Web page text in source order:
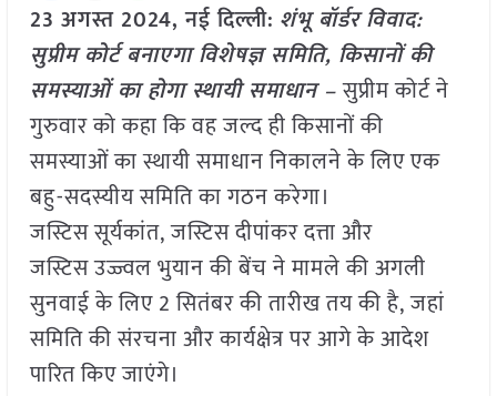
23 अगस्त 2024, नई दिल्ली: शंभू बॉर्डर विवाद:
सुप्रीम कोर्ट बनाएगा विशेषज्ञ समिति, किसानों की
समस्याओं का होगा स्थायी समाधान –सुप्रीम कोर्ट ने
गुरुवार को कहा कि वह जल्द ही किसानों की
समस्याओं का स्थायी समाधान निकालने के लिए एक
बहु-सदस्यीय समिति का गठन करेगा।
जस्टिस सूर्यकांत, जस्टिस दीपांकर दत्ता और
जस्टिस उज्ज्वल भुयान की बेंच ने मामले की अगली
सुनवाई के लिए 2 सितंबर की तारीख तय की है, जहां
समिति की संरचना और कार्यक्षेत्र पर आगे के आदेश
पारित किए जाएंगे।